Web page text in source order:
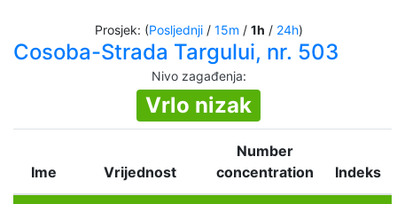
Prosjek: (Posljednji/ 15m / 1h / 24h)
Cosoba-Strada Targului, nr. 503
Nivo zagađenja:
Vrlo nizak
Ime Vrijednost
Number
concentration
Indeks